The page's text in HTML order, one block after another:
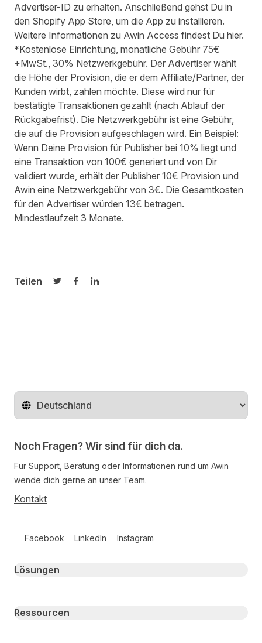
Advertiser-ID zu erhalten. Anschließend gehst Du in
den Shopify App Store , um die App zu installieren.
Weitere Informationen zu Awin Access findest Du hier.
*Kostenlose Einrichtung, monatliche Gebühr 75€
+MwSt., 30% Netzwerkgebühr. Der Advertiser wählt
die Höhe der Provision, die er dem Affiliate/Partner, der
Kunden wirbt, zahlen möchte. Diese wird nur für
bestätigte Transaktionen gezahlt (nach Ablauf der
Rückgabefrist). Die Netzwerkgebühr ist eine Gebühr,
die auf die Provision aufgeschlagen wird. Ein Beispiel:
Wenn Deine Provision für Publisher bei 10% liegt und
eine Transaktion von 100€ generiert und von Dir
validiert wurde, erhält der Publisher 10€ Provision und
Awin eine Netzwerkgebühr von 3€. Die Gesamtkosten
für den Advertiser würden 13€ betragen.
Mindestlaufzeit 3 Monate.
Teilen
Auf Twitter teilen
Auf Facebook teilen
Auf LinkedIn teilen
Region ändern
Noch Fragen? Wir sind für dich da.
Für Support, Beratung oder Informationen rund um Awin
wende dich gerne an unser Team.
Kontakt
Facebook LinkedIn Instagram
Primary footer navigation
Lösungen
Ressourcen